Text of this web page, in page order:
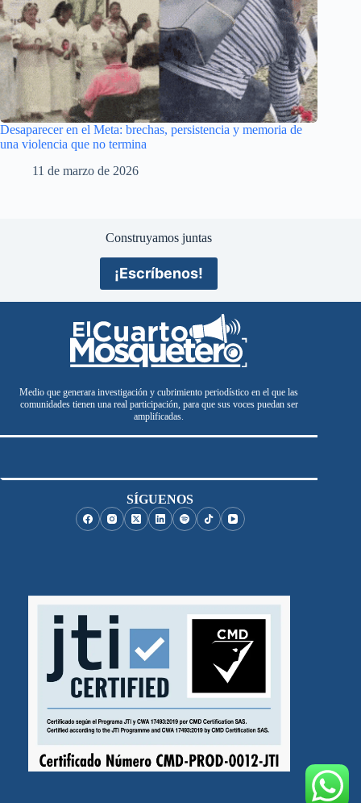
Desaparecer en el Meta: brechas, persistencia y memoria de
una violencia que no termina
11 de marzo de 2026
Construyamos juntas
¡Escríbenos!
Medio que generara investigación y cubrimiento periodístico en el que las
comunidades tienen una real participación, para que sus voces puedan ser
amplificadas.
SÍGUENOS